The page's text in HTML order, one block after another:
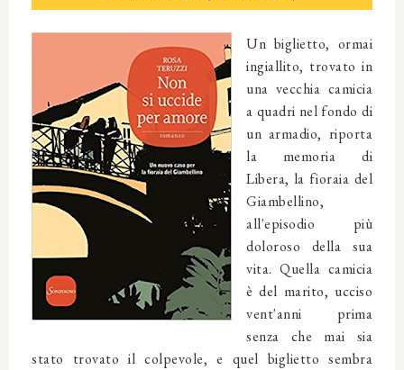
Un biglietto, ormai
ingiallito, trovato in
una vecchia camicia
a quadri nel fondo di
un armadio, riporta
la memoria di
Libera, la fioraia del
Giambellino,
all'episodio più
doloroso della sua
vita. Quella camicia
è del marito, ucciso
vent'anni prima
senza che mai sia
stato trovato il colpevole, e quel biglietto sembra